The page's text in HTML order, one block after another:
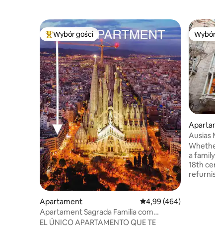
Najpopularniejsze z kategorii Wybór gości
Wybór gości
Apartament Średnia ocena: 4,99
4,99 (464)
Apartament Sagrada Familia com
„Mieszkanie narożne”, Sa...
EL ÚNICO APARTAMENTO QUE TE
Ausias
taras 2
a
18th